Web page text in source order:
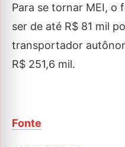
Para se tornar MEI, o
ser de até R$ 81 mil
transportador
R$ 251,6 mil.
Fonte